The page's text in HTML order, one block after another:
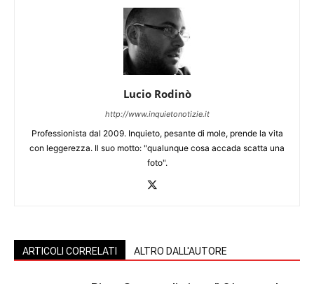
Lucio Rodinò
http://www.inquietonotizie.it
Professionista dal 2009. Inquieto, pesante di mole, prende la vita
con leggerezza. Il suo motto: "qualunque cosa accada scatta una
foto".
ARTICOLI CORRELATI ALTRO DALL'AUTORE